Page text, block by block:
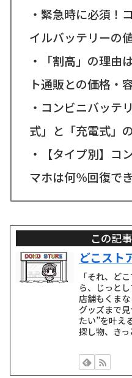
・緊急時に必須！
イルバッテリーの
・「割高」の理由
ト通販との価格・
・コンビニバッテ
式」と「充電式」
・【タイプ別】コ
マホは何％回復で
この記
どこスト
「それ、ど
ら、じっと
店舗もくま
グッズまで
たい”を叶え
探し物、きっ